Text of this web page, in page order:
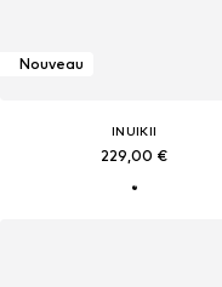
Nouveau
INUIKII
229,00 €